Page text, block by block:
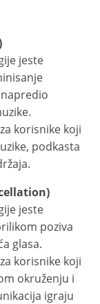
jeste
korisnike koji
podkasta
jeste
poziva
glasa.
korisnike koji
okruženju i
igraju